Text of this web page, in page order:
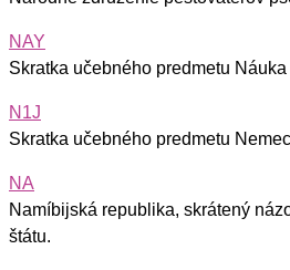
NAY
Skratka učebného predmetu
N1J
Skratka učebného predmetu
NA
Namíbijská republika, skrátený
štátu.